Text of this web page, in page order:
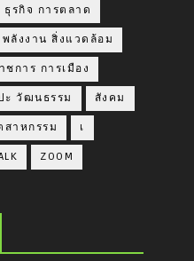
ธุรกิจ การตลาด
พลังงาน สิ่งแวดล้อม
ชการ การเมือง
ะ วัฒนธรรม สังคม
สาหกรรม เ
ZOOM